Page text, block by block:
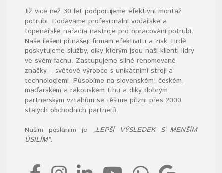
Již více než 30 let podporujeme efektivní montáž
potrubí. Dodáváme profesionální vodářské a
topenářské nářadía nástroje pro opracování potrubí.
Naše řešení přinášejí firmám efektivitu a zisk. Hrdě
poskytujeme služby, díky kterým jsou naši klienti lídry
ve svém fachu. Zastupujeme silné renomované
značky – světové výrobce s unikátními stroji a
technologiemi. Působíme na slovenském, českém,
maďarském a rakouském trhu a díky dobrým
partnerským vztahům se těšíme přízni přes 2000
stálých obchodních partnerů.
Naším posláním je „LEPŠÍ VÝSLEDEK S MENŠÍM
ÚSILÍM“.